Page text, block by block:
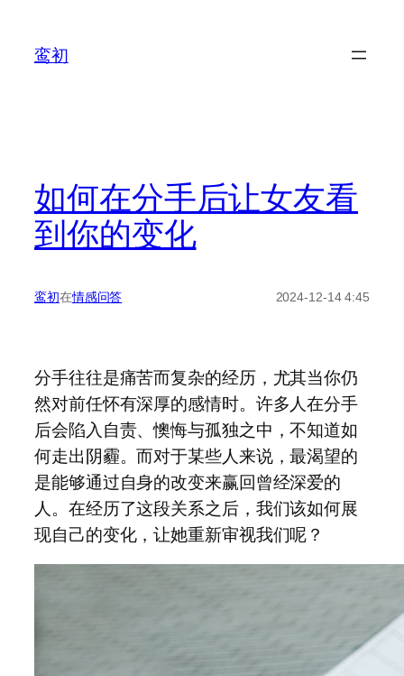
鸾初
如何在分手后让女友看
到你的变化
鸾初在情感问答 2024-12-14 4:45
分手往往是痛苦而复杂的经历，尤其当你仍
然对前任怀有深厚的感情时。许多人在分手
后会陷入自责、懊悔与孤独之中，不知道如
何走出阴霾。而对于某些人来说，最渴望的
是能够通过自身的改变来赢回曾经深爱的
人。在经历了这段关系之后，我们该如何展
现自己的变化，让她重新审视我们呢？